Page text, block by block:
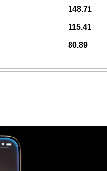
148.71
115.41
80.89